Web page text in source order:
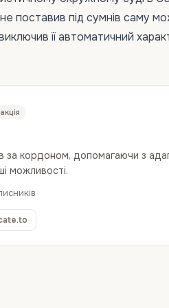
поставив під сумнів саму
її автоматичний
за кордоном, допомагаючи з
можливості.